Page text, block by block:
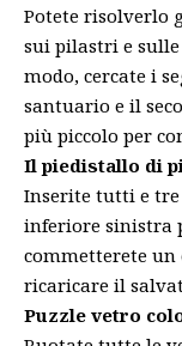
Potete risolverlo
sui pilastri e
modo, cercate i
santuario e il
più piccolo per
Il piedistallo di
Inserite tutti e tre
inferiore sinistra
commetterete un
ricaricare il
Puzzle vetro